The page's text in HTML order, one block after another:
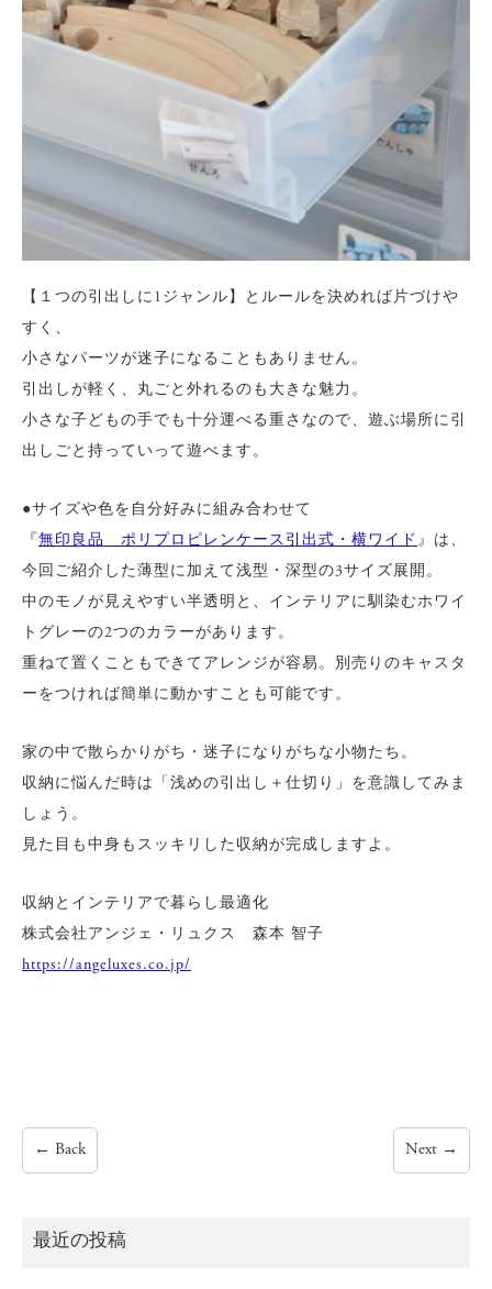
【１つの引出しに1ジャンル】とルールを決めれば片づけや
すく、
小さなパーツが迷子になることもありません。
引出しが軽く、丸ごと外れるのも大きな魅力。
小さな子どもの手でも十分運べる重さなので、遊ぶ場所に引
出しごと持っていって遊べます。
●サイズや色を自分好みに組み合わせて
『 無印良品 ポリプロピレンケース引出式・横ワイド 』は、
今回ご紹介した薄型に加えて浅型・深型の3サイズ展開。
中のモノが見えやすい半透明と、インテリアに馴染むホワイ
トグレーの2つのカラーがあります。
重ねて置くこともできてアレンジが容易。別売りのキャスタ
ーをつければ簡単に動かすことも可能です。
家の中で散らかりがち・迷子になりがちな小物たち。
収納に悩んだ時は「浅めの引出し＋仕切り」を意識してみま
しょう。
見た目も中身もスッキリした収納が完成しますよ。
収納とインテリアで暮らし最適化
株式会社アンジェ・リュクス 森本 智子
https://angeluxes.co.jp/
← Back Next →
最近の投稿